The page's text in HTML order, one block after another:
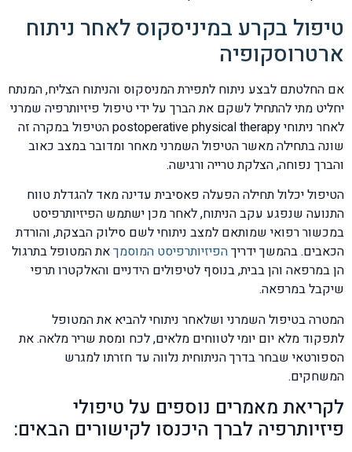
טיפול בקרע במיניסקוס לאחר ניתוח
ארטרוסקופיה
אם החלטתם לבצע ניתוח לתפירת המניסקוס והניתוח הצליח, המנתח
יחליט מתי להתחיל לשקם את הברך על ידי טיפול פיזיותרפיה שמרני
לאחר ניתוחי postoperative physical therapy הטיפול במקרה זה
שונה בתחילה מאשר הטיפול השמרני מאחר ומדובר במצב כאוב
והברך נפוחה, הצלקת טרייה ורגישה.
הטיפול יכלול תחילה הפעלה פאסיבית עדינה מאד להגדלת טווח
התנועה שנפגע עקב הניתוח, לאחר מכן ישתמש הפיזיותרפיסט
במכשור רפואי שמותאם למצב ניתוחי לשם סילוק הבצקת, והורדת
הכאבים. בהמשך ידריךהפיזיותרפיסט המוסמךאת המטופל בתרגול
הן במרפאה והן בבית, בנוסף לטיפולים הידניים והאלקטרו תרפי
שיקבל במרפאה.
המטרה בטיפול השמרני ושלאחר ניתוחי להביא את המטופל
לתפקוד מלא יום יומי לטווחים מלאים, לכח ומסת שריר מלאה. את
הספורטאי שבחר בדרך הניתוחית נלווה עד חזרתו למגרש
המשחקים.
לקריאת מאמרים נוספים על טיפולי
פיזיותרפיה לברך היכנסו לקישורים הבאים: